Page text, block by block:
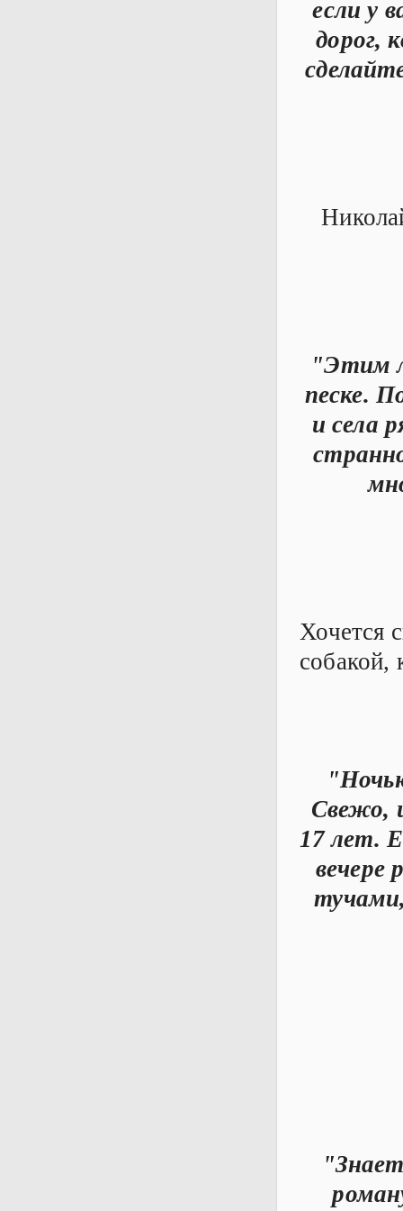
если у
дорог,
"Этим
песке.
и села
Хочется
собакой,
Свежо,
17 лет.
вечере